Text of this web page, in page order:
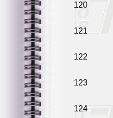
120
121
122
123
124